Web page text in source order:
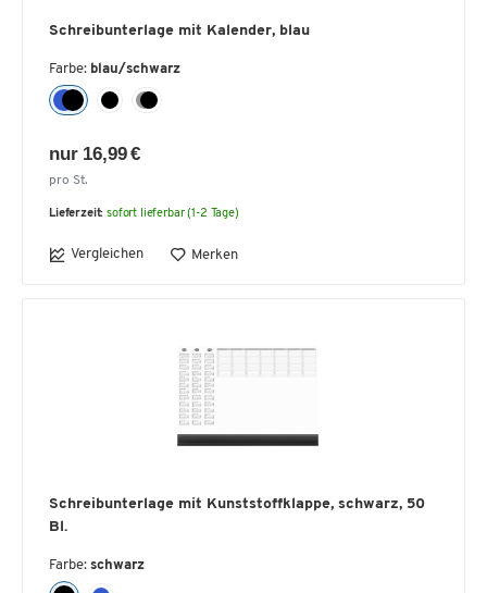
Schreibunterlage mit Kalender, blau
Farbe: blau/schwarz
nur 16,99 €
pro St.
Lieferzeit: sofort lieferbar (1-2 Tage)
Vergleichen Merken
Schreibunterlage mit Kunststoffklappe, schwarz, 50
Bl.
Farbe: schwarz